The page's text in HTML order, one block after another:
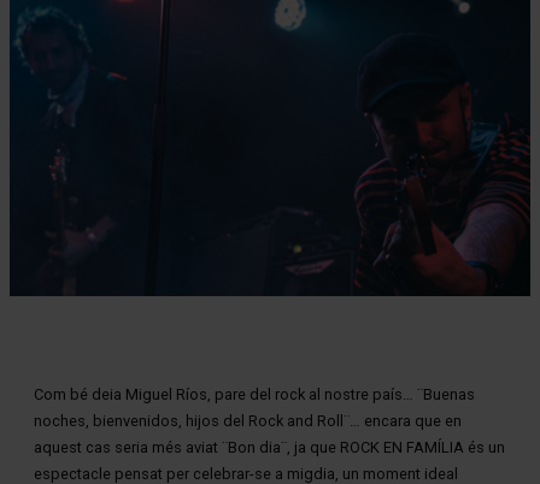
Com bé deia Miguel Ríos, pare del rock al nostre país… ¨Buenas
noches, bienvenidos, hijos del Rock and Roll¨… encara que en
aquest cas seria més aviat ¨Bon dia¨, ja que ROCK EN FAMÍLIA és un
espectacle pensat per celebrar-se a migdia, un moment ideal